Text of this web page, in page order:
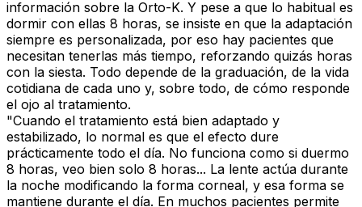
información sobre la Orto-K. Y pese a que lo habitual es
dormir con ellas 8 horas, se insiste en que la adaptación
siempre es personalizada, por eso hay pacientes que
necesitan tenerlas más tiempo, reforzando quizás horas
con la siesta. Todo depende de la graduación, de la vida
cotidiana de cada uno y, sobre todo, de cómo responde
el ojo al tratamiento.
"Cuando el tratamiento está bien adaptado y
estabilizado, lo normal es que el efecto dure
prácticamente todo el día. No funciona como si duermo
8 horas, veo bien solo 8 horas... La lente actúa durante
la noche modificando la forma corneal, y esa forma se
mantiene durante el día. En muchos pacientes permite